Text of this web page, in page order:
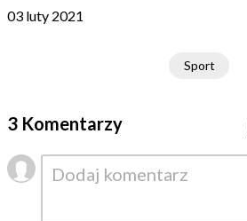
03 luty 2021
Sport
3 Komentarzy